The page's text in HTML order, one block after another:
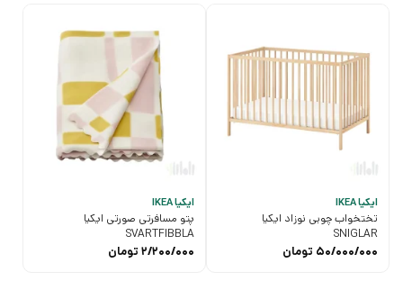
ایکیا IKEA
تختخواب چوبی نوزاد ایکیا
SNIGLAR
50/000/000 تومان
ایکیا IKEA
پتو مسافرتی صورتی ایکیا
SVARTFIBBLA
2/200/000 تومان